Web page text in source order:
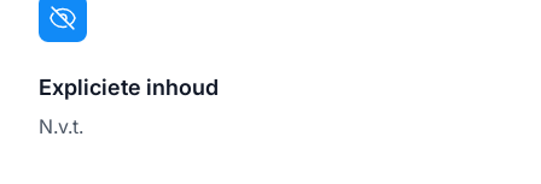
Expliciete inhoud
N.v.t.